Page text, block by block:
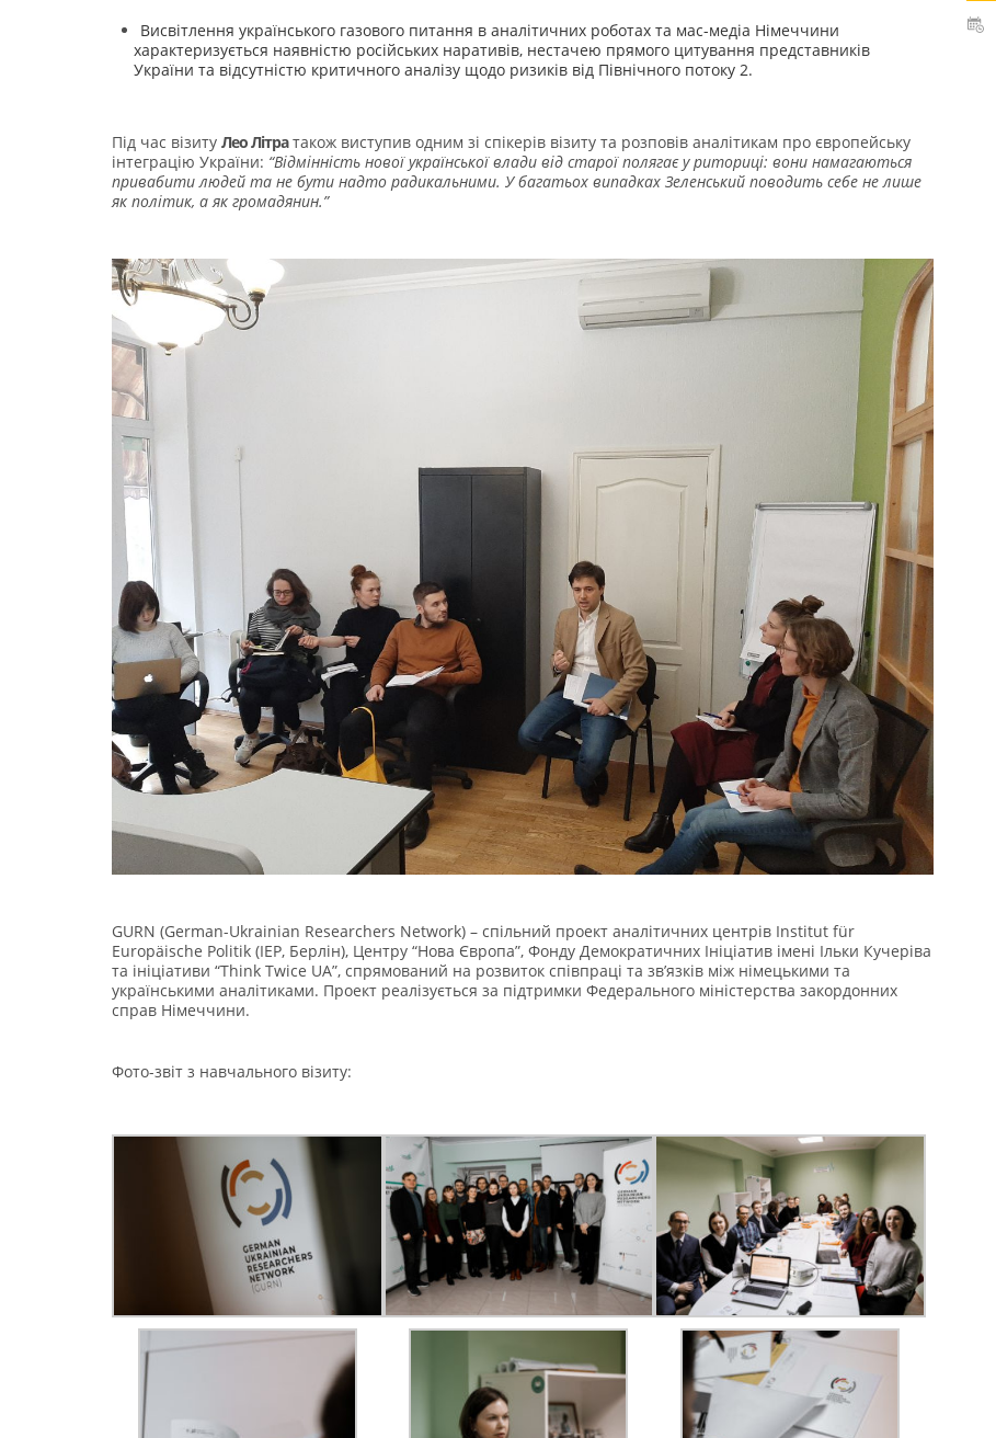
Висвітлення українського газового питання в аналітичних роботах та мас-медіа Німеччини
характеризується наявністю російських наративів, нестачею прямого цитування представників
України та відсутністю критичного аналізу щодо ризиків від Північного потоку 2.
Під час візиту Лео Літратакож виступив одним зі спікерів візиту та розповів аналітикам про європейську
інтеграцію України: “Відмінність нової української влади від старої полягає у риториці: вони намагаються
привабити людей та не бути надто радикальними. У багатьох випадках Зеленський поводить себе не лише
як політик, а як громадянин.”
GURN (German-Ukrainian Researchers Network) – спільний проект аналітичних центрів Institut für
Europäische Politik (ІЕР, Берлін), Центру “Нова Європа”, Фонду Демократичних Ініціатив імені Ільки Кучеріва
та ініціативи “Think Twice UA”, спрямований на розвиток співпраці та зв’язків між німецькими та
українськими аналітиками. Проект реалізується за підтримки Федерального міністерства закордонних
справ Німеччини.
Фото-звіт з навчального візиту: